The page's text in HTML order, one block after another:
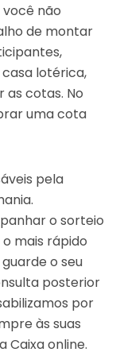
não
de montar
lotérica,
as cotas. No
uma cota
pela
o sorteio
mais rápido
o seu
posterior
por
às suas
Caixa online.